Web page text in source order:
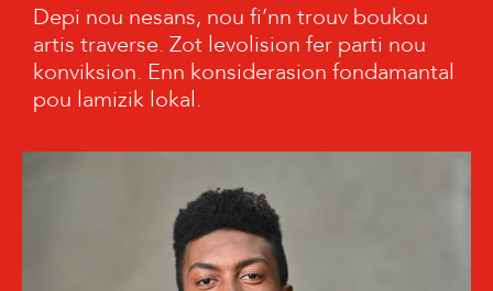
Depi nou nesans, nou fi’nn trouv boukou
artis traverse. Zot levolision fer parti nou
konviksion. Enn konsiderasion fondamantal
pou lamizik lokal.